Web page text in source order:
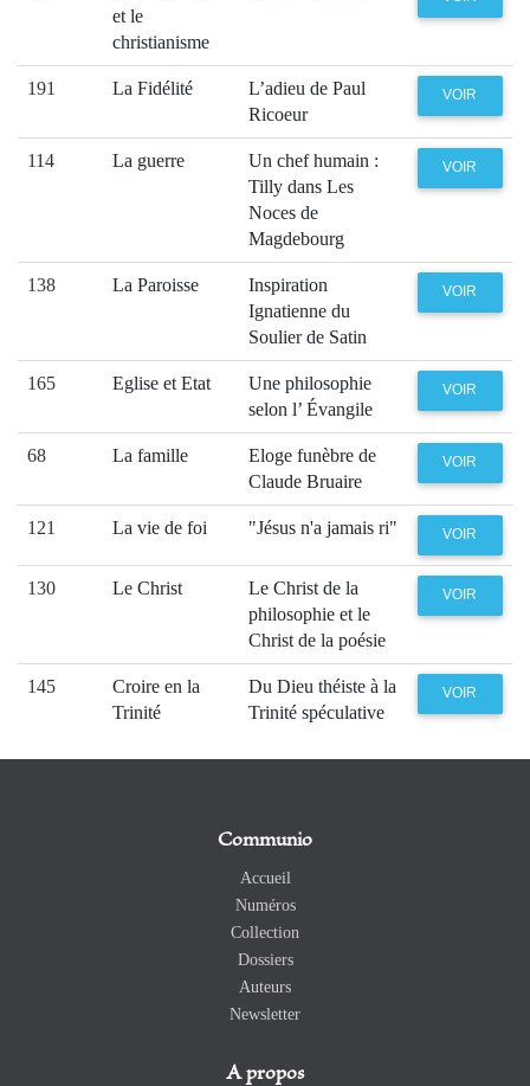
et le
christianisme
191 La Fidélité
L’adieu de Paul
Ricoeur
VOIR
114 La guerre
Un chef humain :
Tilly dans Les
Noces de
Magdebourg
VOIR
138 La Paroisse
Inspiration
Ignatienne du
Soulier de Satin
VOIR
165 Eglise et Etat
Une philosophie
selon l’ Évangile
VOIR
68 La famille
Eloge funèbre de
Claude Bruaire
VOIR
121 La vie de foi "Jésus n'a jamais ri" VOIR
130 Le Christ
Le Christ de la
philosophie et le
Christ de la poésie
VOIR
145
Croire en la
Trinité
Du Dieu théiste à la
Trinité spéculative
VOIR
Communio
Accueil
Numéros
Collection
Dossiers
Auteurs
Newsletter
A propos